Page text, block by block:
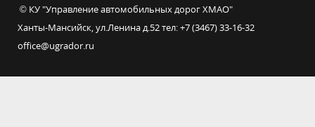
© КУ "Управление автомобильных дорог ХМАО"
Ханты-Мансийск, ул.Ленина д.52 тел: +7 (3467) 33-16-32
office@ugrador.ru